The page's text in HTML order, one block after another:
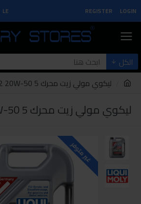
LOGIN
REGISTER
LE
الكل
ليكوي مولي زيت محرك Mos2 20W-50 5ليتر
ليكوي مولي زيت محرك MOS2 20W-50 5ليتر
غير متوفر